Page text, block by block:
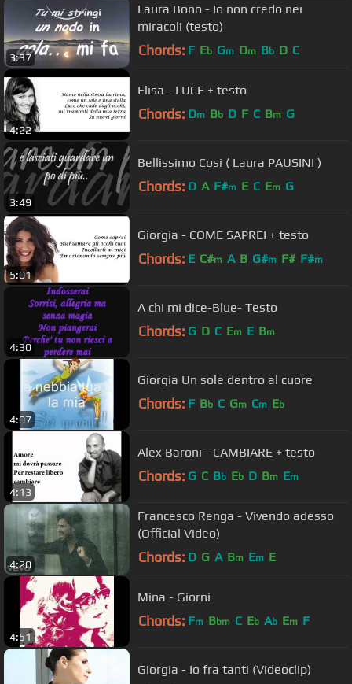
3:37
Laura Bono - Io non credo nei
miracoli (testo)
Chords: F Eb Gm Dm Bb D C
4:22
Elisa - LUCE + testo
Chords: Dm Bb D F C Bm G
3:49
Bellissimo Cosi ( Laura PAUSINI )
Chords: D A F#m E C Em G
5:01
Giorgia - COME SAPREI + testo
Chords: E C#m A B G#m F# F#m
4:30
A chi mi dice-Blue- Testo
Chords: G D C Em E Bm
4:07
Giorgia Un sole dentro al cuore
Chords: F Bb C Gm Cm Eb
4:13
Alex Baroni - CAMBIARE + testo
Chords: G C Bb Eb D Bm Em
4:20
Francesco Renga - Vivendo adesso
(Official Video)
Chords: D G A Bm Em E
4:51
Mina - Giorni
Chords: Fm Bbm C Eb Ab Em F
Giorgia - Io fra tanti (Videoclip)